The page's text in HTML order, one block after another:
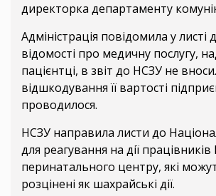
директорка департаменту
Адміністрація повідомила у
відомості про медичну послугу,
пацієнтці, в звіт до НСЗУ не
відшкодування її вартості
проводилося.
НСЗУ направила листи до
для реагування на дії
перинатального центру, які
розцінені як шахрайські дії.